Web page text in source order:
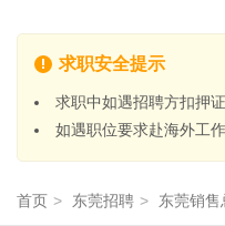
求职安全提示
求职中如遇招聘方扣押
如遇职位要求赴海外工
首页 > 东莞招聘 > 东莞销